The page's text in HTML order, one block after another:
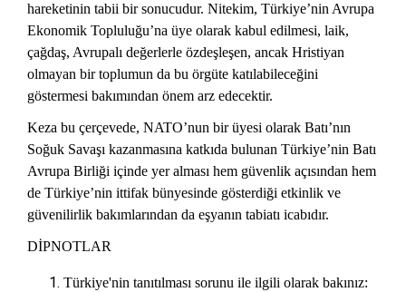
hareketinin tabii bir sonucudur. Nitekim, Türkiye’nin Avrupa
Ekonomik Topluluğu’na üye olarak kabul edilmesi, laik,
çağdaş, Avrupalı değerlerle özdeşleşen, ancak Hristiyan
olmayan bir toplumun da bu örgüte katılabileceğini
göstermesi bakımından önem arz edecektir.
Keza bu çerçevede, NATO’nun bir üyesi olarak Batı’nın
Soğuk Savaşı kazanmasına katkıda bulunan Türkiye’nin Batı
Avrupa Birliği içinde yer alması hem güvenlik açısından hem
de Türkiye’nin ittifak bünyesinde gösterdiği etkinlik ve
güvenilirlik bakımlarından da eşyanın tabiatı icabıdır.
DİPNOTLAR
Türkiye'nin tanıtılması sorunu ile ilgili olarak bakınız: